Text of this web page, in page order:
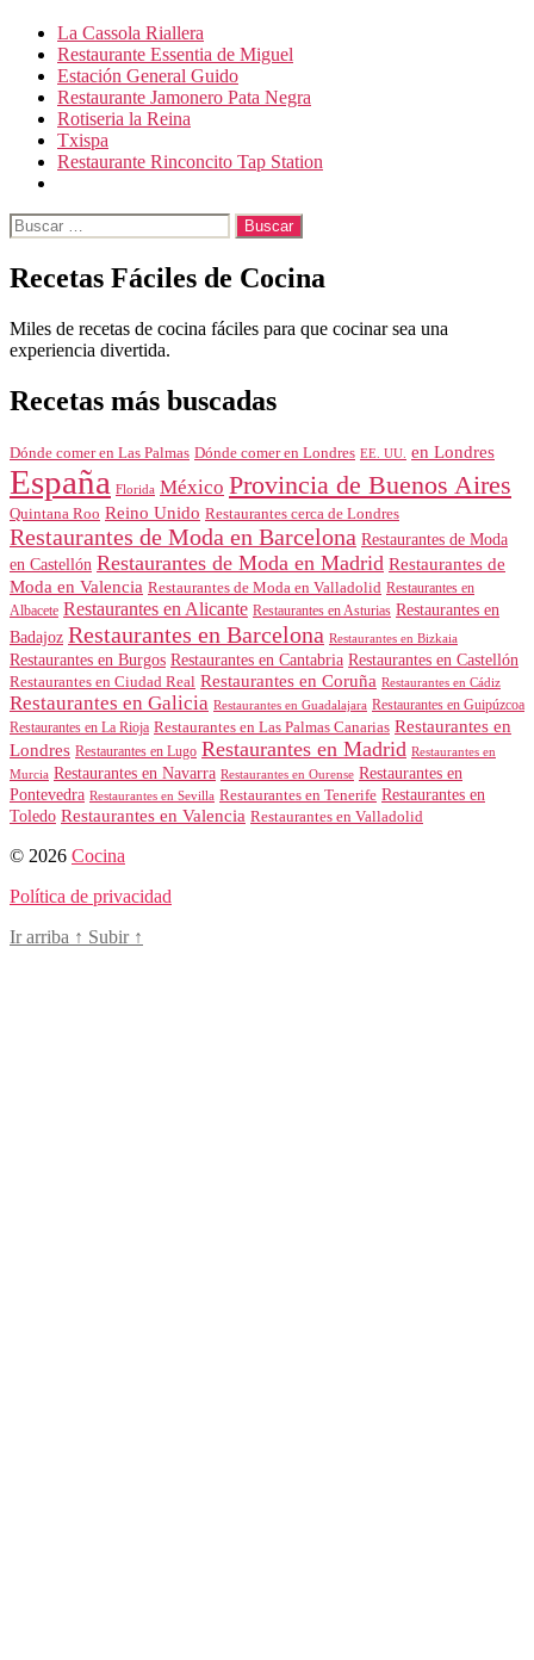
La Cassola Riallera
Restaurante Essentia de Miguel
Estación General Guido
Restaurante Jamonero Pata Negra
Rotiseria la Reina
Txispa
Restaurante Rinconcito Tap Station
Buscar:
Recetas Fáciles de Cocina
Miles de recetas de cocina fáciles para que cocinar sea una
experiencia divertida.
Recetas más buscadas
Dónde comer en Las Palmas Dónde comer en Londres EE. UU. en Londres
España Florida México Provincia de Buenos Aires
Quintana Roo Reino Unido Restaurantes cerca de Londres
Restaurantes de Moda en Barcelona Restaurantes de Moda
en Castellón Restaurantes de Moda en Madrid Restaurantes de
Moda en Valencia Restaurantes de Moda en Valladolid Restaurantes en
Albacete Restaurantes en Alicante Restaurantes en Asturias Restaurantes en
Badajoz Restaurantes en Barcelona Restaurantes en Bizkaia
Restaurantes en Burgos Restaurantes en Cantabria Restaurantes en Castellón
Restaurantes en Ciudad Real Restaurantes en Coruña Restaurantes en Cádiz
Restaurantes en Galicia Restaurantes en Guadalajara Restaurantes en Guipúzcoa
Restaurantes en La Rioja Restaurantes en Las Palmas Canarias Restaurantes en
Londres Restaurantes en Lugo Restaurantes en Madrid Restaurantes en
Murcia Restaurantes en Navarra Restaurantes en Ourense Restaurantes en
Pontevedra Restaurantes en Sevilla Restaurantes en Tenerife Restaurantes en
Toledo Restaurantes en Valencia Restaurantes en Valladolid
© 2026 Cocina
Política de privacidad
Ir arriba ↑ Subir ↑